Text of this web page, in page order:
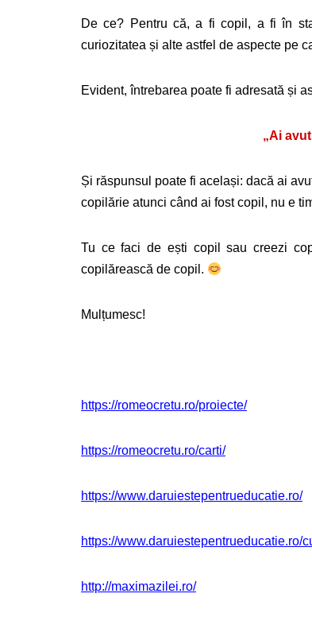
De ce? Pentru că, a fi copil, a fi în
curiozitatea și alte astfel de aspecte pe
Evident, întrebarea poate fi adresată și
„Ai
Și răspunsul poate fi același: dacă ai
copilărie atunci când ai fost copil, nu e
Tu ce faci de ești copil sau creezi
copilărească de copil.
Mulțumesc!
https://romeocretu.ro/proiecte/
https://romeocretu.ro/carti/
https://www.daruiestepentrueducatie.ro/
https://www.daruiestepentrueducatie.ro/
http://maximazilei.ro/